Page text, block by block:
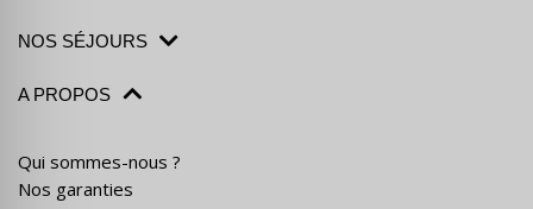
NOS SÉJOURS
A PROPOS
Qui sommes-nous ?
Nos garanties